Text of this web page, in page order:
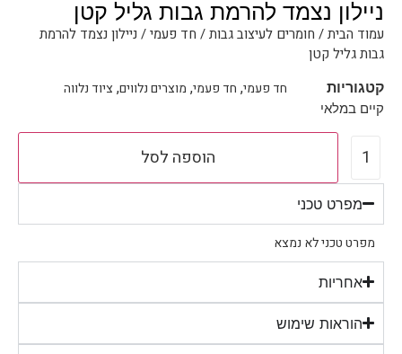
ניילון נצמד להרמת גבות גליל קטן
עמוד הבית/ חומרים לעיצוב גבות/ חד פעמי/ ניילון נצמד להרמת
גבות גליל קטן
קטגוריות חד פעמי, חד פעמי, מוצרים נלווים, ציוד נלווה
קיים במלאי
הוספה לסל
מפרט טכני
מפרט טכני לא נמצא
אחריות
הוראות שימוש